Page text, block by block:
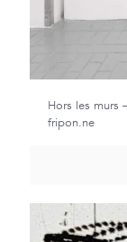
Hors les murs
fripon.ne